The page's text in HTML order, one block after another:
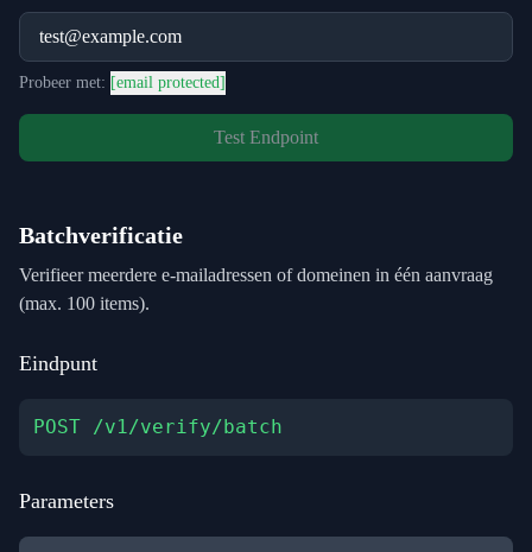
Probeer met: [email protected]
Test Endpoint
Batchverificatie
Verifieer meerdere e-mailadressen of domeinen in één aanvraag
(max. 100 items).
Eindpunt
POST /v1/verify/batch
Parameters